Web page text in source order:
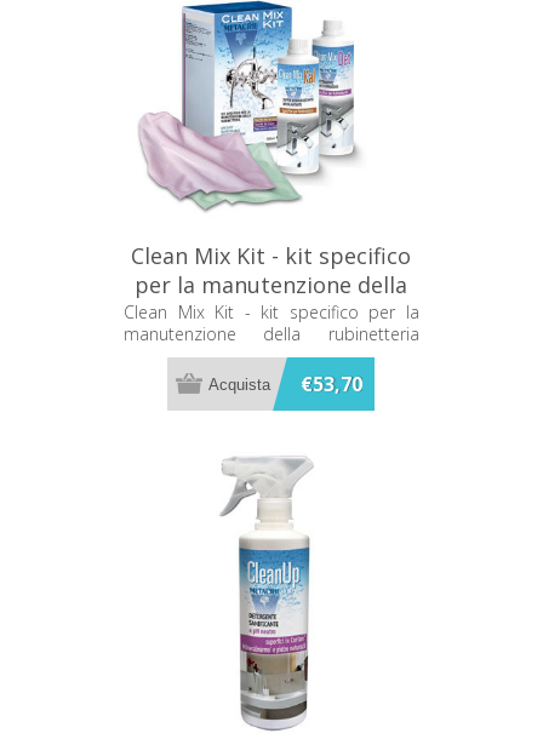
Clean Mix Kit - kit specifico
per la manutenzione della
rubinetteria Metacril
11800501
Clean Mix Kit - kit specifico per la
manutenzione della rubinetteria
Metacril 11800501
€53,70